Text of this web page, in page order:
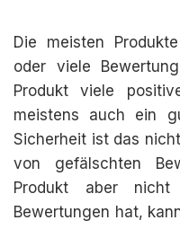
Die meisten
oder viele
Produkt viele
meistens auch ein
Sicherheit ist das
von gefälschten
Produkt aber
Bewertungen hat,